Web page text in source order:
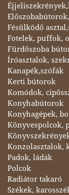
Fésülködő
Fotelek, puffok,
Fürdőszoba
Íróasztalok,
Kanapék,szófák
Kerti bútorok
Komódok,
Konyhabútorok
Konyhagépek,
Könyvespolcok,
Konzolasztalok,
Padok, ládák
Polcok
Radiátor takaró
Székek,